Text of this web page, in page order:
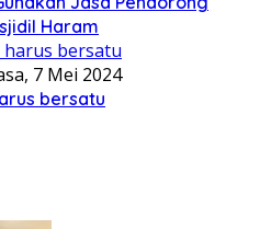
Haram
7 Mei 2024
bersatu